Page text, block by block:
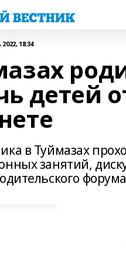
18:34
детей
в Туймазах
занятий,